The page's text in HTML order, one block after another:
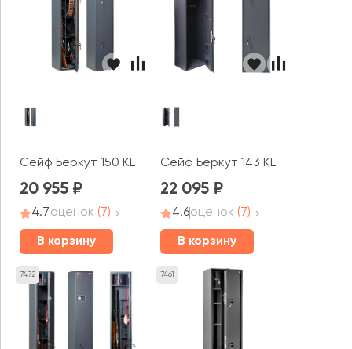
Сейф Беркут 150 KL
20 955
4.7оценок (7)
В корзину
Сейф Беркут 143 KL
22 095
4.6оценок (7)
В корзину
7472 7461